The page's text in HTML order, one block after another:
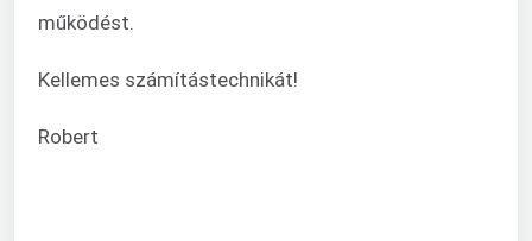
működést.
Kellemes számítástechnikát!
Robert